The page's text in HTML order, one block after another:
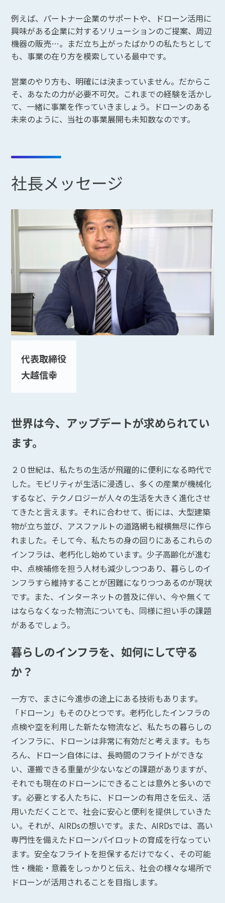
例えば、パートナー企業のサポートや、ドローン活用に
興味がある企業に対するソリューションのご提案、周辺
機器の販売…。まだ立ち上がったばかりの私たちとして
も、事業の在り方を模索している最中です。
営業のやり方も、明確には決まっていません。だからこ
そ、あなたの力が必要不可欠。これまでの経験を活かし
て、一緒に事業を作っていきましょう。ドローンのある
未来のように、当社の事業展開も未知数なのです。
社長メッセージ
代表取締役
大越信幸
世界は今、アップデートが求められてい
ます。
２０世紀は、私たちの生活が飛躍的に便利になる時代で
した。モビリティが生活に浸透し、多くの産業が機械化
するなど、テクノロジーが人々の生活を大きく進化させ
てきたと言えます。それに合わせて、街には、大型建築
物が立ち並び、アスファルトの道路網も縦横無尽に作ら
れました。そして今、私たちの身の回りにあるこれらの
インフラは、老朽化し始めています。少子高齢化が進む
中、点検補修を担う人材も減少しつつあり、暮らしのイ
ンフラすら維持することが困難になりつつあるのが現状
です。また、インターネットの普及に伴い、今や無くて
はならなくなった物流についても、同様に担い手の課題
があるでしょう。
暮らしのインフラを、如何にして守る
か？
一方で、まさに今進歩の途上にある技術もあります。
「ドローン」もそのひとつです。老朽化したインフラの
点検や空を利用した新たな物流など、私たちの暮らしの
インフラに、ドローンは非常に有効だと考えます。もち
ろん、ドローン自体には、長時間のフライトができな
い、運搬できる重量が少ないなどの課題がありますが、
それでも現在のドローンにできることは意外と多いので
す。必要とする人たちに、ドローンの有用さを伝え、活
用いただくことで、社会に安心と便利を提供していきた
い。それが、AIRDsの想いです。また、AIRDsでは、高い
専門性を備えたドローンパイロットの育成を行なってい
ます。安全なフライトを担保するだけでなく、その可能
性・機能・意義をしっかりと伝え、社会の様々な場所で
ドローンが活用されることを目指します。